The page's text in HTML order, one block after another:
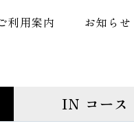
利用案内 お知らせ
IN コース